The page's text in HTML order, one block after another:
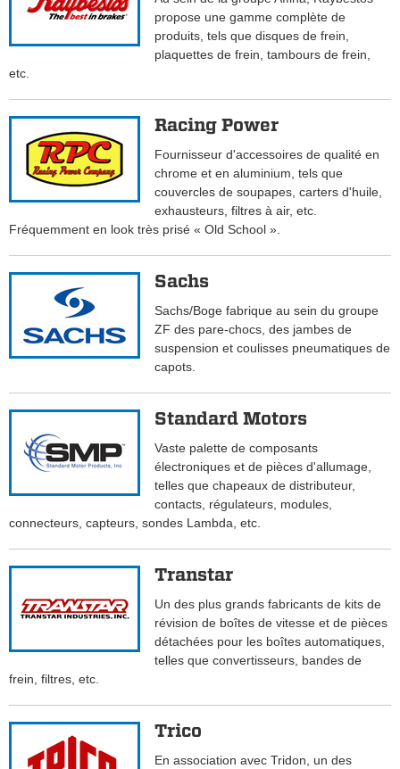
propose une gamme complète de
produits, tels que disques de frein,
plaquettes de frein, tambours de frein,
etc.
Racing Power
Fournisseur d'accessoires de qualité en
chrome et en aluminium, tels que
couvercles de soupapes, carters d'huile,
exhausteurs, filtres à air, etc.
Fréquemment en look très prisé « Old School ».
Sachs
Sachs/Boge fabrique au sein du groupe
ZF des pare-chocs, des jambes de
suspension et coulisses pneumatiques de
capots.
Standard Motors
Vaste palette de composants
électroniques et de pièces d'allumage,
telles que chapeaux de distributeur,
contacts, régulateurs, modules,
connecteurs, capteurs, sondes Lambda, etc.
Transtar
Un des plus grands fabricants de kits de
révision de boîtes de vitesse et de pièces
détachées pour les boîtes automatiques,
telles que convertisseurs, bandes de
frein, filtres, etc.
Trico
En association avec Tridon, un des